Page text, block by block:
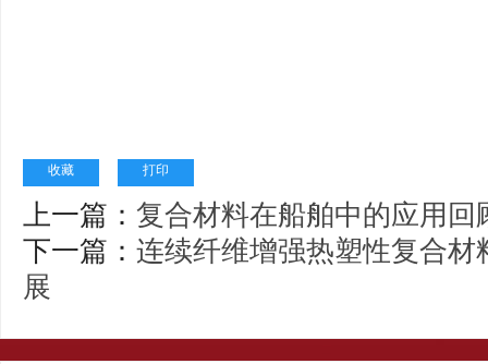
收藏 打印
上一篇： 复合材料在船舶中的应用回
下一篇： 连续纤维增强热塑性复合
展